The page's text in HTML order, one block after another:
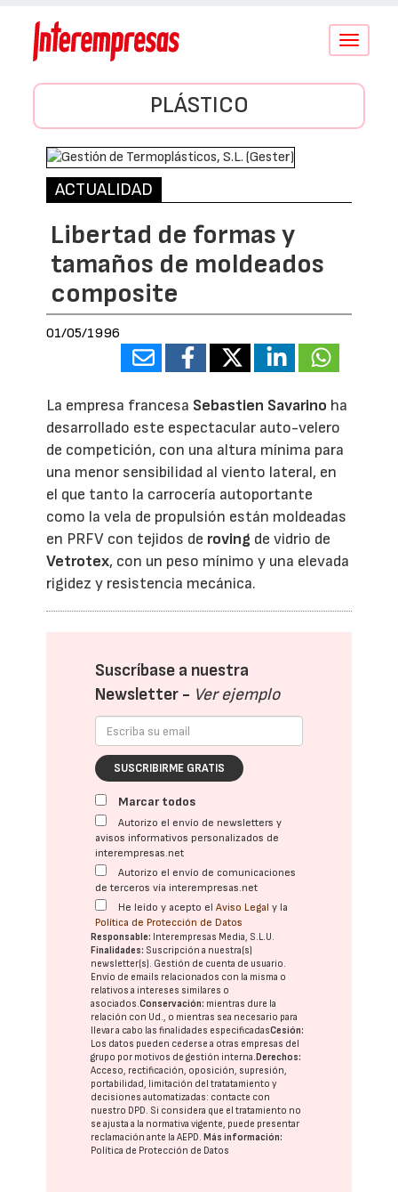
Conmutar
PLÁSTICO
ACTUALIDAD
Libertad de formas y
tamaños de moldeados
composite
01/05/1996
La empresa francesa Sebastien Savarino ha
desarrollado este espectacular auto-velero
de competición, con una altura mínima para
una menor sensibilidad al viento lateral, en
el que tanto la carrocería autoportante
como la vela de propulsión están moldeadas
en PRFV con tejidos de roving de vidrio de
Vetrotex, con un peso mínimo y una elevada
rigidez y resistencia mecánica.
Suscríbase a nuestra
Newsletter - Ver ejemplo
SUSCRIBIRME GRATIS
Marcar todos
Autorizo el envío de newsletters y
avisos informativos personalizados de
interempresas.net
Autorizo el envío de comunicaciones
de terceros vía interempresas.net
He leído y acepto elAviso Legal y la
Política de Protección de Datos
Responsable: Interempresas Media, S.L.U.
Finalidades: Suscripción a nuestra(s)
newsletter(s). Gestión de cuenta de usuario.
Envío de emails relacionados con la misma o
relativos a intereses similares o
asociados.Conservación: mientras dure la
relación con Ud., o mientras sea necesario para
llevar a cabo las finalidades especificadasCesión:
Los datos pueden cederse a otras empresas del
grupo por motivos de gestión interna. Derechos:
Acceso, rectificación, oposición, supresión,
portabilidad, limitación del tratatamiento y
decisiones automatizadas: contacte con
nuestro DPD. Si considera que el tratamiento no
se ajusta a la normativa vigente, puede presentar
reclamación ante laAEPD. Más información:
Política de Protección de Datos